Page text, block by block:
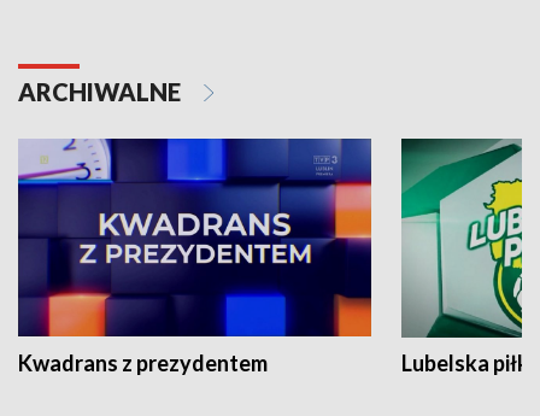
ARCHIWALNE
Kwadrans z prezydentem Lubelska piłka